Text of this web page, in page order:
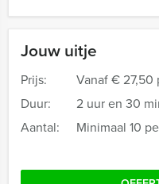
Jouw uitje
Prijs: Vanaf€ 27,50
Duur:
2 uur en 30
Aantal:
Minimaal 10